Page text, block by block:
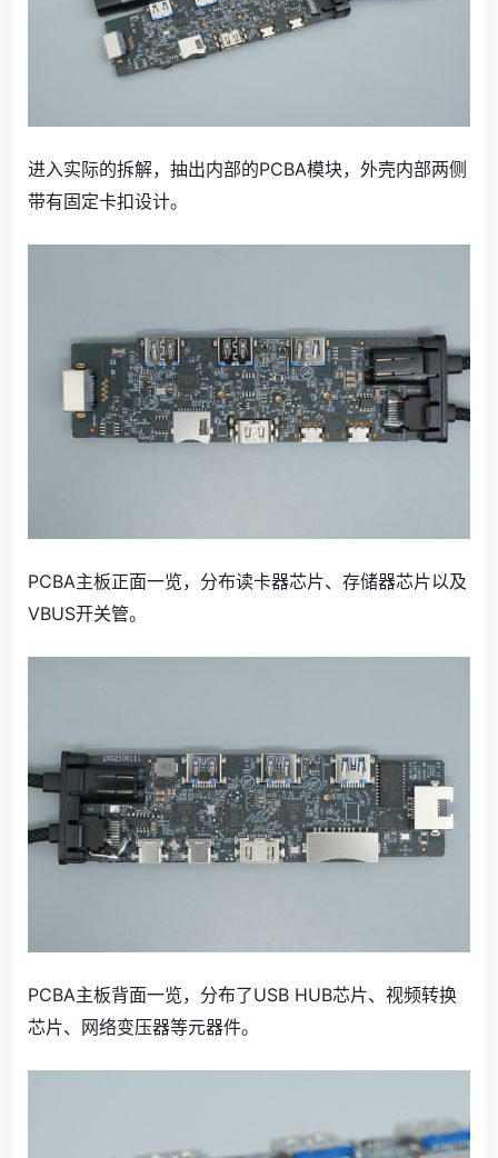
进入实际的拆解，抽出内部的PCBA模块，外壳内部两侧
带有固定卡扣设计。
PCBA主板正面一览，分布读卡器芯片、存储器芯片以及
VBUS开关管。
PCBA主板背面一览，分布了USB HUB芯片、视频转换
芯片、网络变压器等元器件。